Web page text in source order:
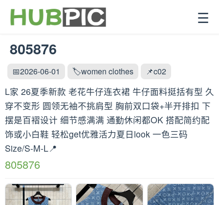
☰
805876
📅2026-06-01 🏷️women clothes 📌c02
L家 26夏季新款 老花牛仔连衣裙 牛仔面料挺括有型 久
穿不变形 圆领无袖不挑肩型 胸前双口袋+半开排扣 下
摆是百褶设计 细节感满满 通勤休闲都OK 搭配简约配
饰或小白鞋 轻松get优雅活力夏日look 一色三码
Size/S-M-L📍
805876